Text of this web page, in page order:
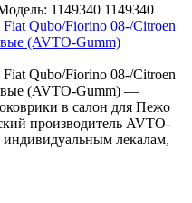
1149340 1149340
Qubo/Fiorino 08-/Citroen
(AVTO-Gumm)
Qubo/Fiorino 08-/Citroen
(AVTO-Gumm) —
в салон для Пежо
производитель AVTO-
индивидуальным лекалам,